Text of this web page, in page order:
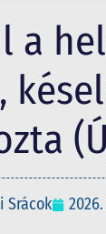
a
Srácok